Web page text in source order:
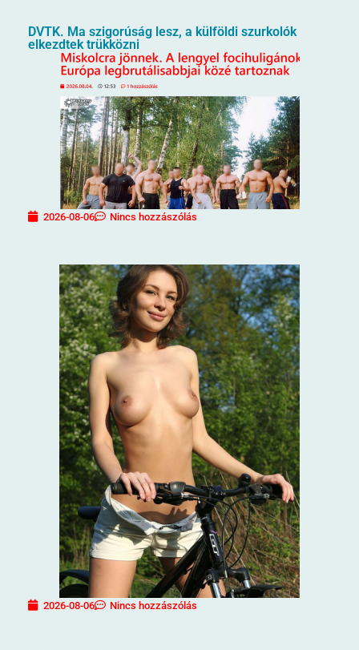
DVTK. Ma szigorúság lesz, a külföldi szurkolók
elkezdtek trükközni
2026-08-06 Nincs hozzászólás
2026-08-06 Nincs hozzászólás